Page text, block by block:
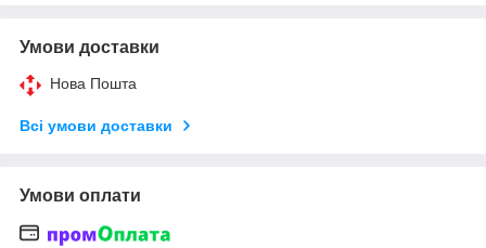
Умови доставки
Нова Пошта
Всі умови доставки
Умови оплати